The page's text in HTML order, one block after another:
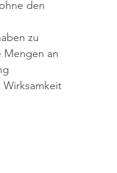
den
zu
Mengen an